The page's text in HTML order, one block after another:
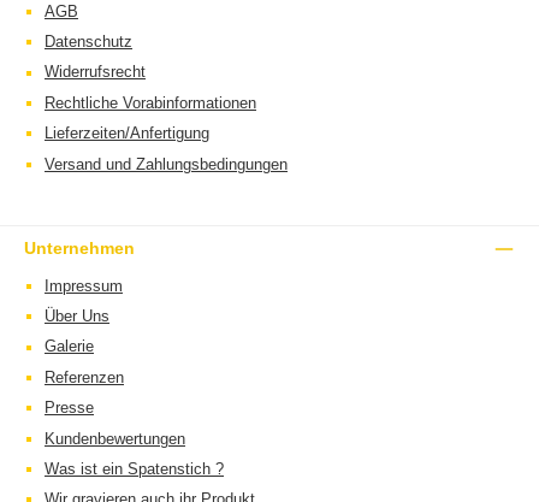
AGB
Datenschutz
Widerrufsrecht
Rechtliche Vorabinformationen
Lieferzeiten/Anfertigung
Versand und Zahlungsbedingungen
Unternehmen
Impressum
Über Uns
Galerie
Referenzen
Presse
Kundenbewertungen
Was ist ein Spatenstich ?